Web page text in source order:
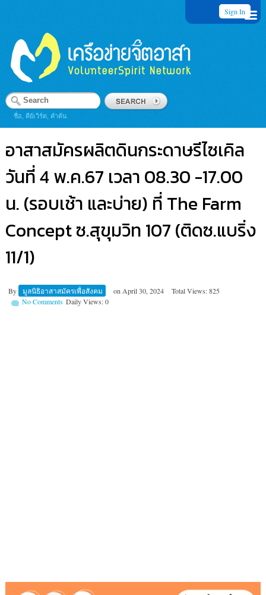
Sign In
ชื่อ, คีย์เวิร์ด, คำค้น
อาสาสมัครผลิตดินกระดาษรีไซเคิล
วันที่ 4 พ.ค.67 เวลา 08.30 -17.00
น. (รอบเช้า และบ่าย) ที่ The Farm
Concept ซ.สุขุมวิท 107 (ติดซ.แบริ่ง
11/1)
By มูลนิธิอาสาสมัครเพื่อสังคม on April 30, 2024
Total Views: 825
Daily Views: 0
No Comments